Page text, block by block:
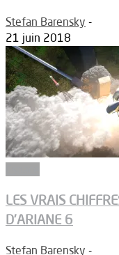
Stefan Barensky -
21 juin 2018
LES VRAIS
D’ARIANE 6
Stefan Barensky -